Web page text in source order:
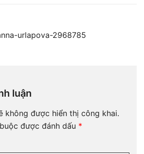
urlapova-2968785
luận
không được hiển thị công khai.
được đánh dấu *